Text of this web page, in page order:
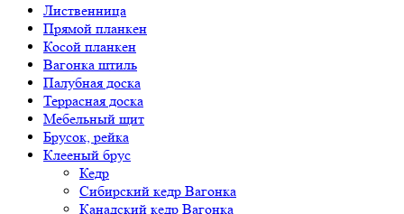
Лиственница
Прямой планкен
Косой планкен
Вагонка штиль
Палубная доска
Террасная доска
Мебельный щит
Брусок, рейка
Клееный брус
Кедр
Сибирский кедр Вагонка
Канадский кедр Вагонка